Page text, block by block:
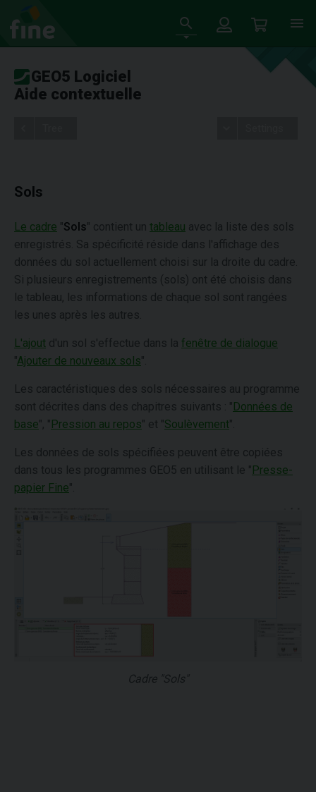
GEO5 Logiciel
Aide contextuelle
Sols
Le cadre "Sols" contient un tableau avec la liste des sols
enregistrés. Sa spécificité réside dans l'affichage des
données du sol actuellement choisi sur la droite du cadre.
Si plusieurs enregistrements (sols) ont été choisis dans
le tableau, les informations de chaque sol sont rangées
les unes après les autres.
L'ajout d'un sol s'effectue dans la fenêtre de dialogue
"Ajouter de nouveaux sols".
Les caractéristiques des sols nécessaires au programme
sont décrites dans des chapitres suivants : "Données de
base", "Pression au repos" et "Soulèvement".
Les données de sols spécifiées peuvent être copiées
dans tous les programmes GEO5 en utilisant le "Presse-
papier Fine".
Cadre "Sols"